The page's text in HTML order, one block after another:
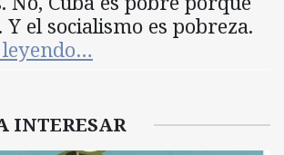
Y el socialismo es pobreza.
INTERESAR